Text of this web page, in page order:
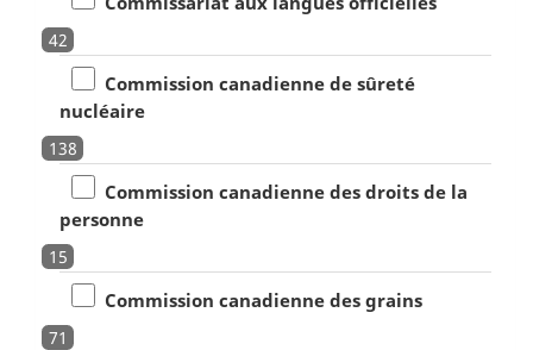
42
Commission canadienne de sûreté
nucléaire
138
Commission canadienne des droits de la
personne
15
Commission canadienne des grains
71